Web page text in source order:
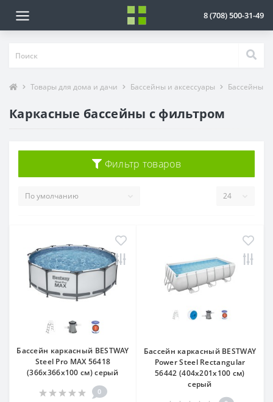
8 (708) 500-31-49
Товары для дома и дачи Бассейны и аксессуары Бассейны
Каркасные бассейны с фильтром
Фильтр товаров
Бассейн каркасный BESTWAY
Steel Pro MAX 56418
(366x366х100 см) серый
0
Бассейн каркасный BESTWAY
Power Steel Rectangular
56442 (404х201х100 см)
серый